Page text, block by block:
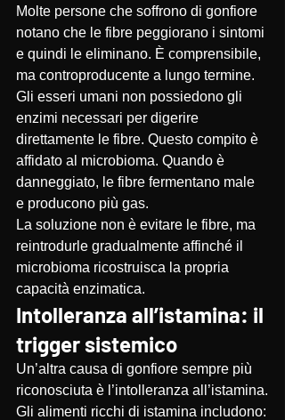
Molte persone che soffrono di gonfiore
notano che le fibre peggiorano i sintomi
e quindi le eliminano. È comprensibile,
ma controproducente a lungo termine.
Gli esseri umani non possiedono gli
enzimi necessari per digerire
direttamente le fibre. Questo compito è
affidato al microbioma. Quando è
danneggiato, le fibre fermentano male
e producono più gas.
La soluzione non è evitare le fibre, ma
reintrodurle gradualmente affinché il
microbioma ricostruisca la propria
capacità enzimatica.
Intolleranza all’istamina: il
trigger sistemico
Un’altra causa di gonfiore sempre più
riconosciuta è l’intolleranza all’istamina.
Gli alimenti ricchi di istamina includono: